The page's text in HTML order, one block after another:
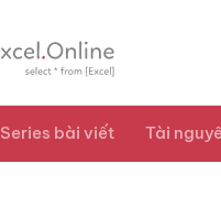
Series bài viết Tài